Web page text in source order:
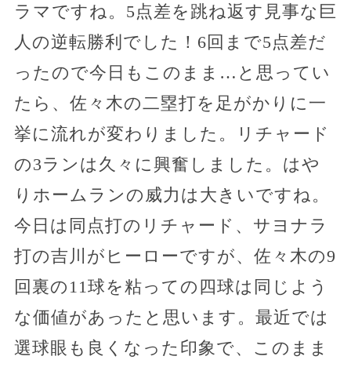
ラマですね。5点差を跳ね返す見事な巨
人の逆転勝利でした！6回まで5点差だ
ったので今日もこのまま…と思ってい
たら、佐々木の二塁打を足がかりに一
挙に流れが変わりました。リチャード
の3ランは久々に興奮しました。はや
りホームランの威力は大きいですね。
今日は同点打のリチャード、サヨナラ
打の吉川がヒーローですが、佐々木の9
回裏の11球を粘っての四球は同じよう
な価値があったと思います。最近では
選球眼も良くなった印象で、このまま